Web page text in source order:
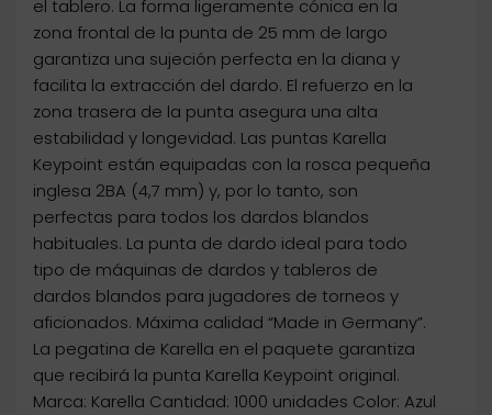
el tablero. La forma ligeramente cónica en la
zona frontal de la punta de 25 mm de largo
garantiza una sujeción perfecta en la diana y
facilita la extracción del dardo. El refuerzo en la
zona trasera de la punta asegura una alta
estabilidad y longevidad. Las puntas Karella
Keypoint están equipadas con la rosca pequeña
inglesa 2BA (4,7 mm) y, por lo tanto, son
perfectas para todos los dardos blandos
habituales. La punta de dardo ideal para todo
tipo de máquinas de dardos y tableros de
dardos blandos para jugadores de torneos y
aficionados. Máxima calidad “Made in Germany”.
La pegatina de Karella en el paquete garantiza
que recibirá la punta Karella Keypoint original.
Marca: Karella Cantidad: 1000 unidades Color: Azul